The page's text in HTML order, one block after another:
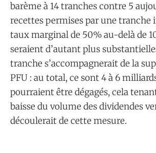
barème à 14 tranches contre 5
recettes permises par une tranche
taux marginal de 50% au-delà de
seraient d’autant plus
tranche s’accompagnerait de la
PFU : au total, ce sont 4 à 6
pourraient être dégagés, cela
baisse du volume des dividendes
découlerait de cette mesure.